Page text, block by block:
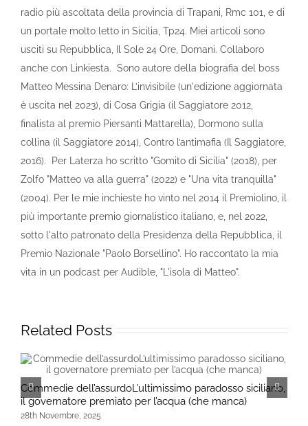
radio più ascoltata della provincia di Trapani, Rmc 101, e di
un portale molto letto in Sicilia, Tp24. Miei articoli sono
usciti su Repubblica, Il Sole 24 Ore, Domani. Collaboro
anche con Linkiesta. Sono autore della biografia del boss
Matteo Messina Denaro: L’invisibile (un'edizione aggiornata
è uscita nel 2023), di Cosa Grigia (il Saggiatore 2012,
finalista al premio Piersanti Mattarella), Dormono sulla
collina (il Saggiatore 2014), Contro l’antimafia (Il Saggiatore,
2016). Per Laterza ho scritto "Gomito di Sicilia" (2018), per
Zolfo "Matteo va alla guerra" (2022) e "Una vita tranquilla"
(2004). Per le mie inchieste ho vinto nel 2014 il Premiolino, il
più importante premio giornalistico italiano, e, nel 2022,
sotto l'alto patronato della Presidenza della Repubblica, il
Premio Nazionale "Paolo Borsellino". Ho raccontato la mia
vita in un podcast per Audible, "L'isola di Matteo".
Related Posts
Commedie dell’assurdoL’ultimissimo paradosso siciliano,
il governatore premiato per l’acqua (che manca)
28th Novembre, 2025